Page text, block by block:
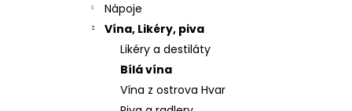
Nápoje
Vína, Likéry, piva
Likéry a destiláty
Bílá vína
Vína z ostrova Hvar